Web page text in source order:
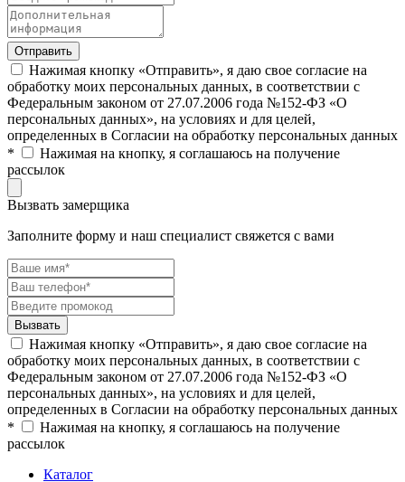
Нажимая кнопку «Отправить», я даю свое согласие на
обработку моих персональных данных, в соответствии с
Федеральным законом от 27.07.2006 года №152-ФЗ «О
персональных данных», на условиях и для целей,
определенных в Согласии на обработку персональных данных
*
Нажимая на кнопку, я соглашаюсь на получение
рассылок
Вызвать замерщика
Заполните форму и наш специалист свяжется с вами
Нажимая кнопку «Отправить», я даю свое согласие на
обработку моих персональных данных, в соответствии с
Федеральным законом от 27.07.2006 года №152-ФЗ «О
персональных данных», на условиях и для целей,
определенных в Согласии на обработку персональных данных
*
Нажимая на кнопку, я соглашаюсь на получение
рассылок
Каталог